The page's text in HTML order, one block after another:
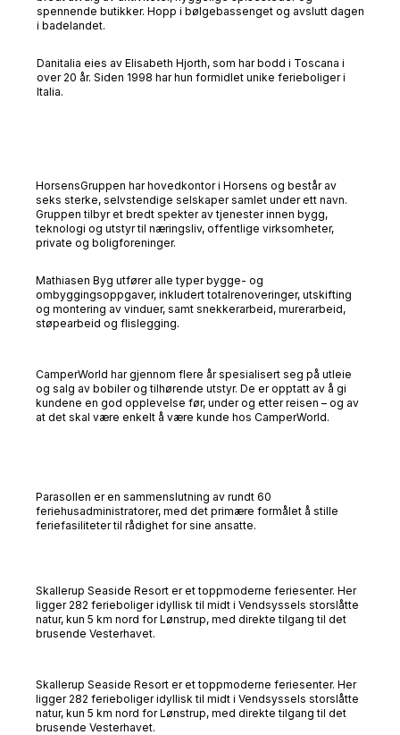
spennende butikker. Hopp i bølgebassenget og avslutt dagen
i badelandet.
Danitalia eies av Elisabeth Hjorth, som har bodd i Toscana i
over 20 år. Siden 1998 har hun formidlet unike ferieboliger i
Italia.
HorsensGruppen har hovedkontor i Horsens og består av
seks sterke, selvstendige selskaper samlet under ett navn.
Gruppen tilbyr et bredt spekter av tjenester innen bygg,
teknologi og utstyr til næringsliv, offentlige virksomheter,
private og boligforeninger.
Mathiasen Byg utfører alle typer bygge- og
ombyggingsoppgaver, inkludert totalrenoveringer, utskifting
og montering av vinduer, samt snekkerarbeid, murerarbeid,
støpearbeid og flislegging.
CamperWorld har gjennom flere år spesialisert seg på utleie
og salg av bobiler og tilhørende utstyr. De er opptatt av å gi
kundene en god opplevelse før, under og etter reisen – og av
at det skal være enkelt å være kunde hos CamperWorld.
Parasollen er en sammenslutning av rundt 60
feriehusadministratorer, med det primære formålet å stille
feriefasiliteter til rådighet for sine ansatte.
Skallerup Seaside Resort er et toppmoderne feriesenter. Her
ligger 282 ferieboliger idyllisk til midt i Vendsyssels storslåtte
natur, kun 5 km nord for Lønstrup, med direkte tilgang til det
brusende Vesterhavet.
Skallerup Seaside Resort er et toppmoderne feriesenter. Her
ligger 282 ferieboliger idyllisk til midt i Vendsyssels storslåtte
natur, kun 5 km nord for Lønstrup, med direkte tilgang til det
brusende Vesterhavet.